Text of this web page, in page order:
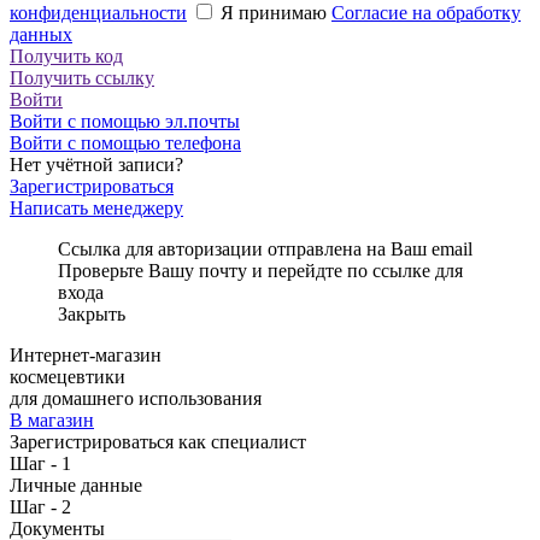
конфиденциальности
Я принимаю Согласие на обработку
данных
Получить код
Получить ссылку
Войти
Войти с помощью эл.почты
Войти с помощью телефона
Нет учётной записи?
Зарегистрироваться
Написать менеджеру
Ссылка для авторизации отправлена на Ваш email
Проверьте Вашу почту и перейдте по ссылке для
входа
Закрыть
Интернет-магазин
космецевтики
для домашнего использования
В магазин
Зарегистрироваться как специалист
Шаг - 1
Личные данные
Шаг - 2
Документы